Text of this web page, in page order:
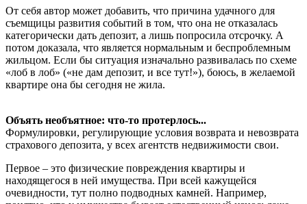
От себя автор может добавить, что причина удачного для
съемщицы развития событий в том, что она не отказалась
категорически дать депозит, а лишь попросила отсрочку. А
потом доказала, что является нормальным и беспроблемным
жильцом. Если бы ситуация изначально развивалась по схеме
«лоб в лоб» («не дам депозит, и все тут!»), боюсь, в желаемой
квартире она бы сегодня не жила.
Объять необъятное: что-то протерлось...
Формулировки, регулирующие условия возврата и невозврата
страхового депозита, у всех агентств недвижимости свои.
Первое – это физические повреждения квартиры и
находящегося в ней имущества. При всей кажущейся
очевидности, тут полно подводных камней. Например,